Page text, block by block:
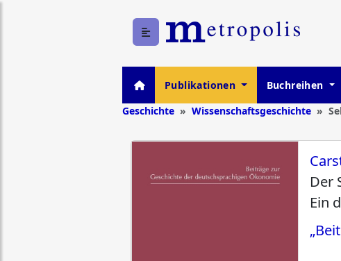
Publikationen Buchreihen
Geschichte
Wissenschaftsgeschichte
Der
Ein